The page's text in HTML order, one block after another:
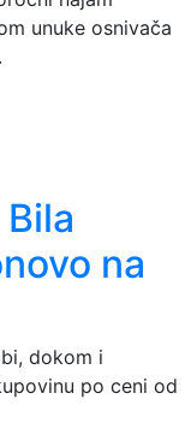
unuke osnivača
na
dokom i
po ceni od